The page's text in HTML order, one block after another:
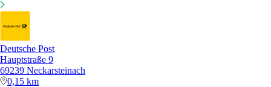
Deutsche Post
Hauptstraße 9
69239 Neckarsteinach
0,15 km